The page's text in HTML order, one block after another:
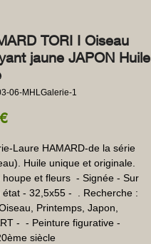
TORI I Oiseau
jaune JAPON Huile
06-MHLGalerie-1
Precio
Laure HAMARD-de la série
Huile unique et originale.
houpe et fleurs  - Signée - Sur
état - 32,5x55 -  . Recherche :
Printemps, Japon,
-  - Peinture figurative -
siècle